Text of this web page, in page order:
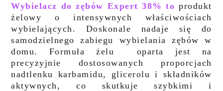
Wybielacz do zębów Expert 38% to produkt
żelowy o intensywnych właściwościach
wybielających. Doskonale nadaje się do
samodzielnego zabiegu wybielania zębów w
domu. Formuła żelu oparta jest na
precyzyjnie dostosowanych proporcjach
nadtlenku karbamidu, glicerolu i składników
aktywnych, co skutkuje szybkimi i